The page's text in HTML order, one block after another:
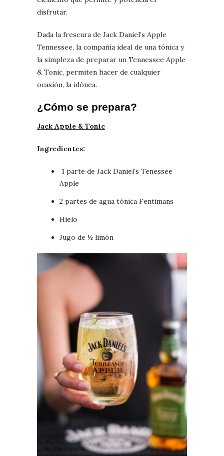
disfrutar.
Dada la frescura de Jack Daniel’s Apple
Tennessee, la compañía ideal de una tónica y
la simpleza de preparar un Tennessee Apple
& Tonic, permiten hacer de cualquier
ocasión, la idónea.
¿Cómo se prepara?
Jack Apple & Tonic
Ingredientes:
1 parte de Jack Daniel’s Tenessee
Apple
2 partes de agua tónica Fentimans
Hielo
Jugo de ½ limón